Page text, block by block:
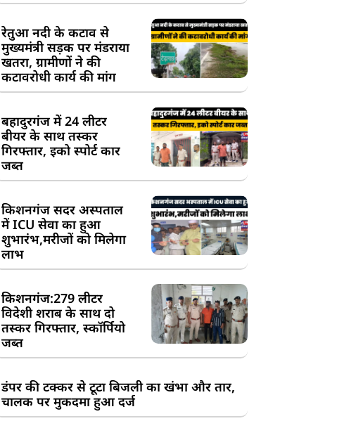
रेतुआ नदी के कटाव से
मुख्यमंत्री सड़क पर मंडराया
खतरा, ग्रामीणों ने की
कटावरोधी कार्य की मांग
बहादुरगंज में 24 लीटर
बीयर के साथ तस्कर
गिरफ्तार, इको स्पोर्ट कार
जब्त
किशनगंज सदर अस्पताल
में ICU सेवा का हुआ
शुभारंभ,मरीजों को मिलेगा
लाभ
किशनगंज:279 लीटर
विदेशी शराब के साथ दो
तस्कर गिरफ्तार, स्कॉर्पियो
जब्त
डंपर की टक्कर से टूटा बिजली का खंभा और तार,
चालक पर मुकदमा हुआ दर्ज